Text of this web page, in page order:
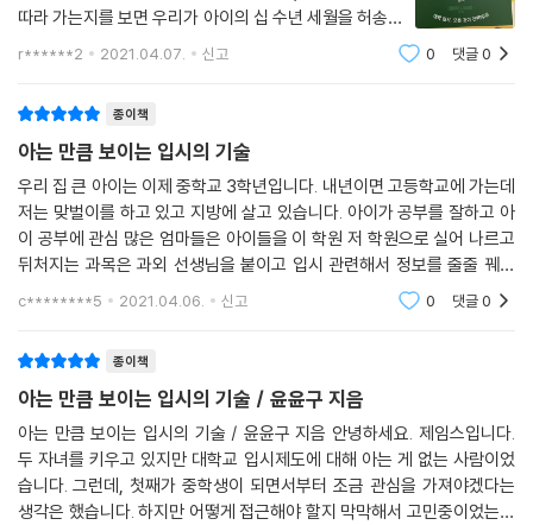
따라 가는지를 보면 우리가 아이의 십 수년 세월을 허송세
월하지 않고 더 쉽고 더 온가족이 편안하게 시간을 보낼수
r******2 2021.04.07. 신고 0 댓글0
종이책
아는 만큼 보이는 입시의 기술
우리 집 큰 아이는 이제 중학교 3학년입니다. 내년이면 고등학교에 가는데
저는 맞벌이를 하고 있고 지방에 살고 있습니다. 아이가 공부를 잘하고 아
이 공부에 관심 많은 엄마들은 아이들을 이 학원 저 학원으로 실어 나르고
뒤처지는 과목은 과외 선생님을 붙이고 입시 관련해서 정보를 줄줄 꿰고
있는데 저는 시간도 없는 데다가 정말 입시 관련해서는 아무것도 모르고
c********5 2021.04.06. 신고 0 댓글0
종이책
아는 만큼 보이는 입시의 기술 / 윤윤구 지음
아는 만큼 보이는 입시의 기술 / 윤윤구 지음 안녕하세요. 제임스입니다.
두 자녀를 키우고 있지만 대학교 입시제도에 대해 아는 게 없는 사람이었
습니다. 그런데, 첫째가 중학생이 되면서부터 조금 관심을 가져야겠다는
생각은 했습니다. 하지만 어떻게 접근해야 할지 막막해서 고민중이었는데